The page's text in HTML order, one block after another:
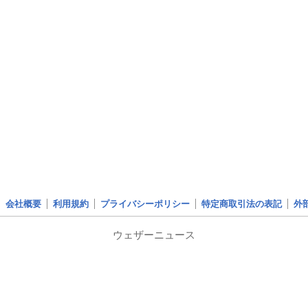
会社概要 利用規約 プライバシーポリシー 特定商取引法の表記 外
ウェザーニュース